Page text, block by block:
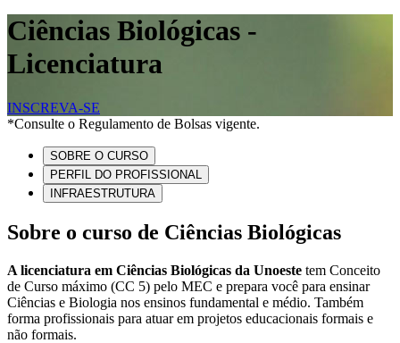
Ciências Biológicas -
Licenciatura
INSCREVA-SE
*Consulte o Regulamento de Bolsas vigente.
SOBRE O CURSO
PERFIL DO PROFISSIONAL
INFRAESTRUTURA
Sobre o curso de Ciências Biológicas
A licenciatura em Ciências Biológicas da Unoeste tem Conceito
de Curso máximo (CC 5) pelo MEC e prepara você para ensinar
Ciências e Biologia nos ensinos fundamental e médio. Também
forma profissionais para atuar em projetos educacionais formais e
não formais.